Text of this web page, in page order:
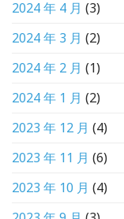
2024 年 4 月 (3)
2024 年 3 月 (2)
2024 年 2 月 (1)
2024 年 1 月 (2)
2023 年 12 月 (4)
2023 年 11 月 (6)
2023 年 10 月 (4)